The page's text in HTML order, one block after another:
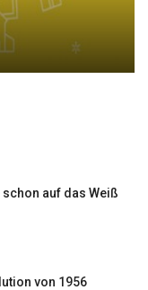
auf das Weiß
von 1956